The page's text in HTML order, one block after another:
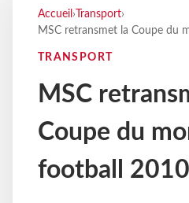
Accueil › Transport›
MSC retransmet la Coupe du
TRANSPORT
MSC
Coupe du
football 2010